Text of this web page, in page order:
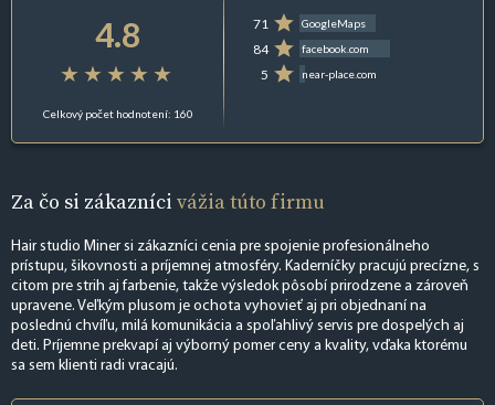
4.8
Celkový počet hodnotení: 160
71 GoogleMaps
84 facebook.com
5 near-place.com
Za čo si zákazníci vážia túto firmu
Hair studio Miner si zákazníci cenia pre spojenie profesionálneho
prístupu, šikovnosti a príjemnej atmosféry. Kaderníčky pracujú precízne, s
citom pre strih aj farbenie, takže výsledok pôsobí prirodzene a zároveň
upravene. Veľkým plusom je ochota vyhovieť aj pri objednaní na
poslednú chvíľu, milá komunikácia a spoľahlivý servis pre dospelých aj
deti. Príjemne prekvapí aj výborný pomer ceny a kvality, vďaka ktorému
sa sem klienti radi vracajú.